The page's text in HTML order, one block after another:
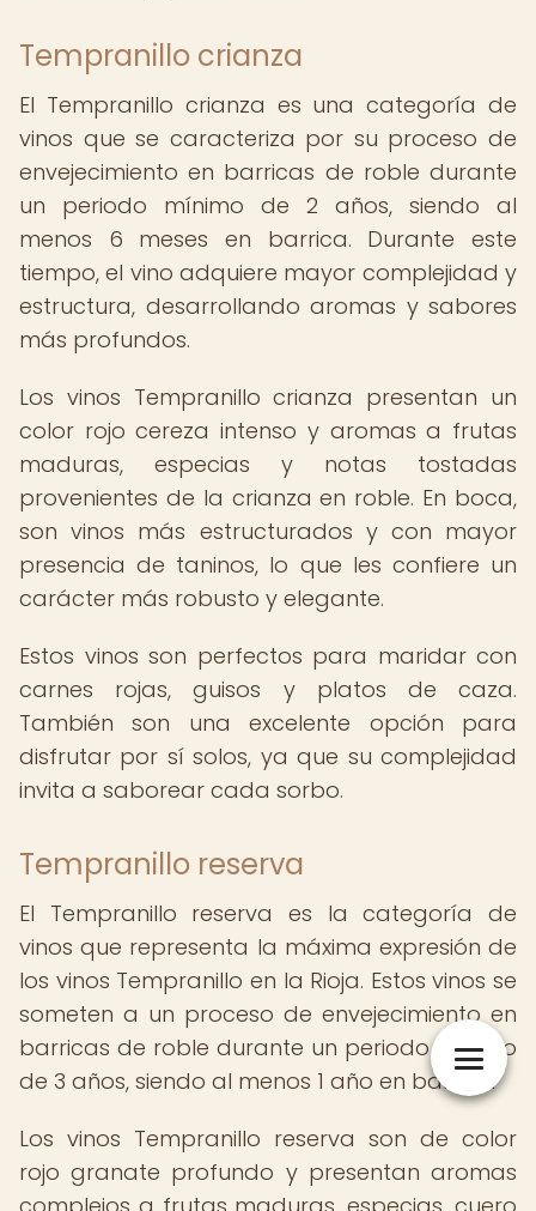
Tempranillo crianza
El Tempranillo crianza es una categoría de
vinos que se caracteriza por su proceso de
envejecimiento en barricas de roble durante
un periodo mínimo de 2 años, siendo al
menos 6 meses en barrica. Durante este
tiempo, el vino adquiere mayor complejidad y
estructura, desarrollando aromas y sabores
más profundos.
Los vinos Tempranillo crianza presentan un
color rojo cereza intenso y aromas a frutas
maduras, especias y notas tostadas
provenientes de la crianza en roble. En boca,
son vinos más estructurados y con mayor
presencia de taninos, lo que les confiere un
carácter más robusto y elegante.
Estos vinos son perfectos para maridar con
carnes rojas, guisos y platos de caza.
También son una excelente opción para
disfrutar por sí solos, ya que su complejidad
invita a saborear cada sorbo.
Tempranillo reserva
El Tempranillo reserva es la categoría de
vinos que representa la máxima expresión de
los vinos Tempranillo en la Rioja. Estos vinos se
someten a un proceso de envejecimiento en
barricas de roble durante un periodo mínimo
de 3 años, siendo al menos 1 año en barrica.
Los vinos Tempranillo reserva son de color
rojo granate profundo y presentan aromas